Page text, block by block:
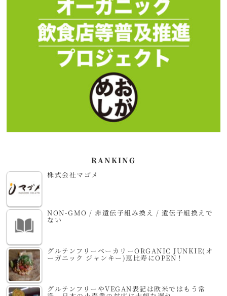
RANKING
株式会社マゴメ
NON-GMO / 非遺伝子組み換え / 遺伝子組換えで
ない
グルテンフリーベーカリーORGANIC JUNKIE(オ
ーガニック ジャンキー)恵比寿にOPEN！
グルテンフリーやVEGAN表記は欧米ではもう常